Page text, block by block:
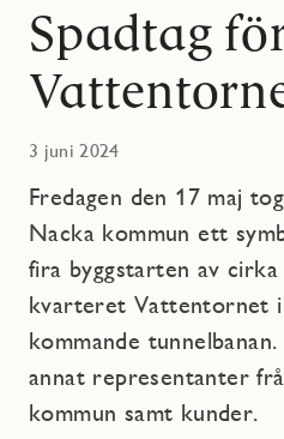
Spadtag
3 juni 2024
Fredagen den 17 maj
Nacka kommun ett
fira byggstarten av
kvarteret Vattentornet i
kommande
annat representanter
kommun samt kunder.